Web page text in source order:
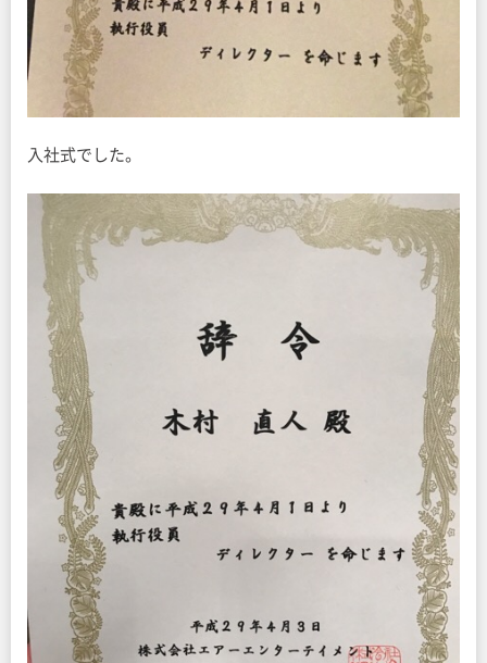
入社式でした。